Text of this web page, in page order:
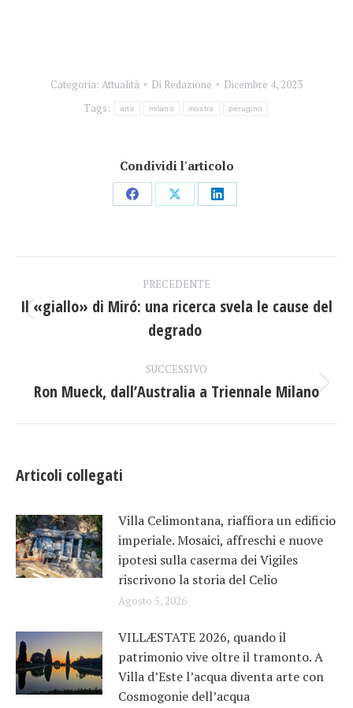
Categoria: Attualità Di Redazione
Dicembre 4, 2023
Tags:
arte milano mostra perugino
Condividi l'articolo
CondividiCondividiCondividi
tra
post
PRECEDENTE
Post
precedente:
Il «giallo» di Miró: una ricerca svela le cause del
degrado
SUCCESSIVO
Prossimo
Ron Mueck, dall’Australia a Triennale Milano
Articoli collegati
Villa Celimontana, riaffiora un edificio
imperiale. Mosaici, affreschi e nuove
ipotesi sulla caserma dei Vigiles
riscrivono la storia del Celio
Agosto 5, 2026
VILLÆSTATE 2026, quando il
patrimonio vive oltre il tramonto. A
Villa d’Este l’acqua diventa arte con
Cosmogonie dell’acqua